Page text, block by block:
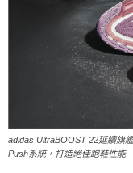
adidas UltraBOOST 22延續旗
Push系統，打造絕佳跑鞋性能